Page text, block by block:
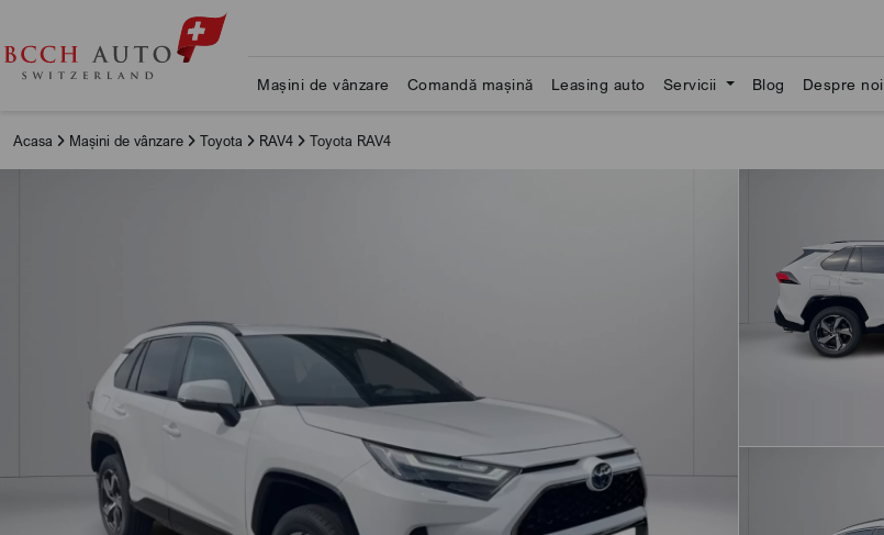
Mașini de vânzare Comandă mașină Leasing auto Servicii Blog Despre noi
Acasa Mașini de vânzare Toyota RAV4 Toyota RAV4